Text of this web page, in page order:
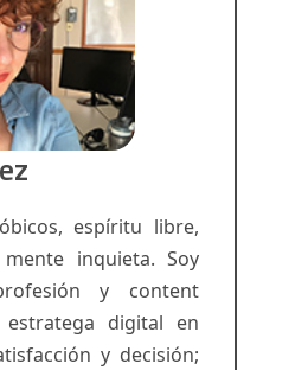
espíritu libre,
inquieta. Soy
y content
digital en
y decisión;